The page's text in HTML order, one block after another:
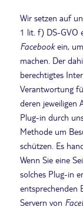
Wir setzen auf
1 lit. f) DS-GVO
Facebookein,
machen. Der
berechtigtes
Verantwortung
deren jeweiligen
Plug-in durch
Methode um
schützen. Es
Wenn Sie eine
solches Plug-in
entsprechenden
Servern von